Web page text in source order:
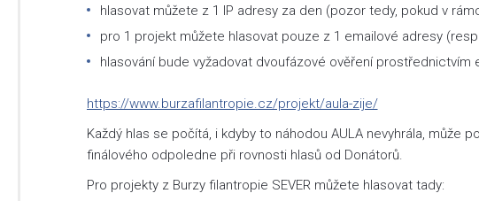
hlasovat můžete z 1 IP adresy za den (pozor tedy, pokud v
pro 1 projekt můžete hlasovat pouze z 1 emailové adresy (resp.
hlasování bude vyžadovat dvoufázové ověření prostřednictvím
https://www.burzafilantropie.cz/projekt/aula-zije/
Každý hlas se počítá, i kdyby to náhodou AULA nevyhrála,
finálového odpoledne při rovnosti hlasů od Donátorů.
Pro projekty z Burzy filantropie SEVER můžete hlasovat tady: